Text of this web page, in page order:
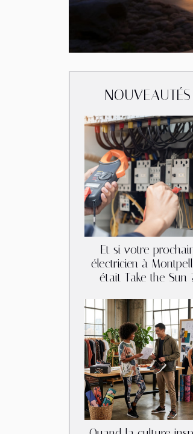
NOUVEAUTÉS
Et si votre
électricien à
était Take the Sun